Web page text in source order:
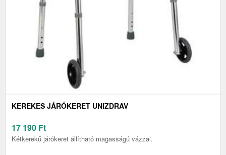
KEREKES JÁRÓKERET UNIZDRAV
17 190 Ft
Kétkerekű járókeret állítható magasságú vázzal.